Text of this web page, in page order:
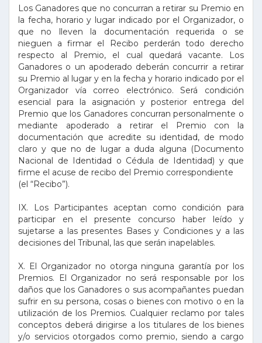
Los Ganadores que no concurran a retirar su Premio en
la fecha, horario y lugar indicado por el Organizador, o
que no lleven la documentación requerida o se
nieguen a firmar el Recibo perderán todo derecho
respecto al Premio, el cual quedará vacante. Los
Ganadores o un apoderado deberán concurrir a retirar
su Premio al lugar y en la fecha y horario indicado por el
Organizador vía correo electrónico. Será condición
esencial para la asignación y posterior entrega del
Premio que los Ganadores concurran personalmente o
mediante apoderado a retirar el Premio con la
documentación que acredite su identidad, de modo
claro y que no de lugar a duda alguna (Documento
Nacional de Identidad o Cédula de Identidad) y que
firme el acuse de recibo del Premio correspondiente
(el “Recibo”).
IX. Los Participantes aceptan como condición para
participar en el presente concurso haber leído y
sujetarse a las presentes Bases y Condiciones y a las
decisiones del Tribunal, las que serán inapelables.
X. El Organizador no otorga ninguna garantía por los
Premios. El Organizador no será responsable por los
daños que los Ganadores o sus acompañantes puedan
sufrir en su persona, cosas o bienes con motivo o en la
utilización de los Premios. Cualquier reclamo por tales
conceptos deberá dirigirse a los titulares de los bienes
y/o servicios otorgados como premio, siendo a cargo